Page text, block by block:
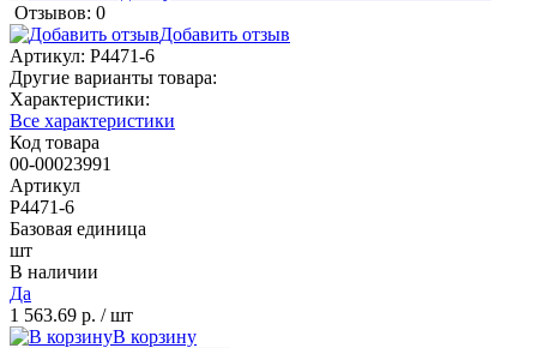
Отзывов: 0
Добавить отзыв
Артикул: P4471-6
Другие варианты товара:
Характеристики:
Все характеристики
Код товара
00-00023991
Артикул
P4471-6
Базовая единица
шт
В наличии
Да
1 563.69 р. / шт
В корзину